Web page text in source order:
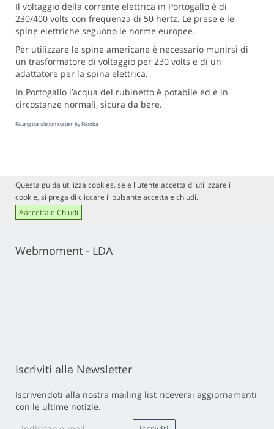
Il voltaggio della corrente elettrica in Portogallo è di
230/400 volts con frequenza di 50 hertz. Le prese e le
spine elettriche seguono le norme europee.
Per utilizzare le spine americane è necessario munirsi di
un trasformatore di voltaggio per 230 volts e di un
adattatore per la spina elettrica.
In Portogallo l’acqua del rubinetto è potabile ed è in
circostanze normali, sicura da bere.
FaLang translation system by Faboba
Questa guida utilizza cookies, se e l'utente accetta di utilizzare i
cookie, si prega di cliccare il pulsante accetta e chiudi.
Aaccetta e Chiudi
Webmoment - LDA
Iscriviti alla Newsletter
Iscrivendoti alla nostra mailing list riceverai aggiornamenti
con le ultime notizie.